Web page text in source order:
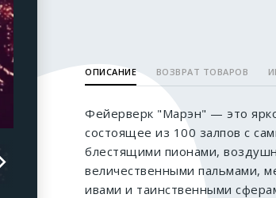
Все 10
ОПИСАНИЕ ВОЗВРАТ ТОВАРОВ
Фейерверк "Марэн" — это
состоящее из 100 залпов с
блестящими пионами,
величественными пальмами,
ивами и таинственными